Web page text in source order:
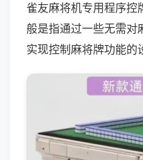
雀友麻将机专用程序控
般是指通过一些无需对
实现控制麻将牌功能的